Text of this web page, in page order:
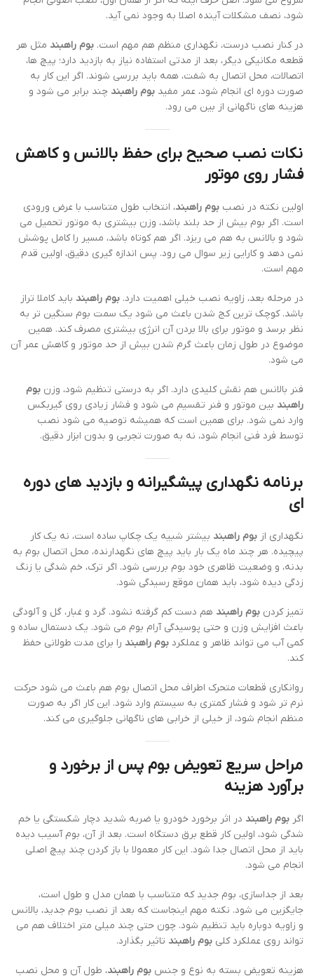
شود، نصف مشکلات آینده اصلا به وجود نمی آید.
در کنار نصب درست، نگهداری منظم هم مهم است. بوم راهبند مثل هر
قطعه مکانیکی دیگر، بعد از مدتی استفاده نیاز به بازدید دارد؛ پیچ ها،
اتصالات، محل اتصال به شفت، همه باید بررسی شوند. اگر این کار به
صورت دوره ای انجام شود، عمر مفید بوم راهبند چند برابر می شود و
هزینه های ناگهانی از بین می رود.
نکات نصب صحیح برای حفظ بالانس و کاهش
فشار روی موتور
اولین نکته در نصب بوم راهبند، انتخاب طول متناسب با عرض ورودی
است. اگر بوم بیش از حد بلند باشد، وزن بیشتری به موتور تحمیل می
شود و بالانس به هم می ریزد. اگر هم کوتاه باشد، مسیر را کامل پوشش
نمی دهد و کارایی زیر سوال می رود. پس اندازه گیری دقیق، اولین قدم
مهم است.
در مرحله بعد، زاویه نصب خیلی اهمیت دارد. بوم راهبند باید کاملا تراز
باشد. کوچک ترین کج شدن باعث می شود یک سمت بوم سنگین تر به
نظر برسد و موتور برای بالا بردن آن انرژی بیشتری مصرف کند. همین
موضوع در طول زمان باعث گرم شدن بیش از حد موتور و کاهش عمر آن
می شود.
فنر بالانس هم نقش کلیدی دارد. اگر به درستی تنظیم شود، وزن بوم
راهبند بین موتور و فنر تقسیم می شود و فشار زیادی روی گیربکس
وارد نمی شود. برای همین است که همیشه توصیه می شود نصب
توسط فرد فنی انجام شود، نه به صورت تجربی و بدون ابزار دقیق.
برنامه نگهداری پیشگیرانه و بازدید های دوره
ای
نگهداری از بوم راهبند بیشتر شبیه یک چکاپ ساده است، نه یک کار
پیچیده. هر چند ماه یک بار باید پیچ های نگهدارنده، محل اتصال بوم به
بدنه، و وضعیت ظاهری خود بوم بررسی شود. اگر ترک، خم شدگی یا زنگ
زدگی دیده شود، باید همان موقع رسیدگی شود.
تمیز کردن بوم راهبند هم دست کم گرفته نشود. گرد و غبار، گل و آلودگی
باعث افزایش وزن و حتی پوسیدگی آرام بوم می شود. یک دستمال ساده و
کمی آب می تواند ظاهر و عملکرد بوم راهبند را برای مدت طولانی حفظ
کند.
روانکاری قطعات متحرک اطراف محل اتصال بوم هم باعث می شود حرکت
نرم تر شود و فشار کمتری به سیستم وارد شود. این کار اگر به صورت
منظم انجام شود، از خیلی از خرابی های ناگهانی جلوگیری می کند.
مراحل سریع تعویض بوم پس از برخورد و
برآورد هزینه
اگر بوم راهبند در اثر برخورد خودرو یا ضربه شدید دچار شکستگی یا خم
شدگی شود، اولین کار قطع برق دستگاه است. بعد از آن، بوم آسیب دیده
باید از محل اتصال جدا شود. این کار معمولا با باز کردن چند پیچ اصلی
انجام می شود.
بعد از جداسازی، بوم جدید که متناسب با همان مدل و طول است،
جایگزین می شود. نکته مهم اینجاست که بعد از نصب بوم جدید، بالانس
و زاویه دوباره باید تنظیم شود. چون حتی چند میلی متر اختلاف هم می
تواند روی عملکرد کلی بوم راهبند تاثیر بگذارد.
هزینه تعویض بسته به نوع و جنس بوم راهبند، طول آن و محل نصب